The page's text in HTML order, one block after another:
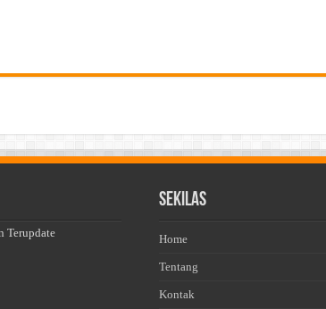
Terupdate
Sekilas
Home
Tentang
Kontak